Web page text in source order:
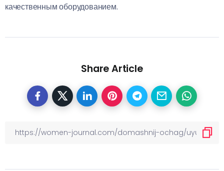
качественным оборудованием.
Share Article